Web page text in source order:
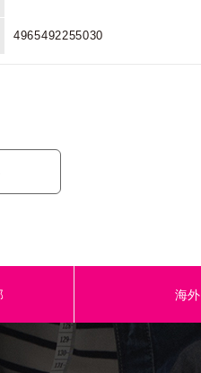
4965492255030
海外